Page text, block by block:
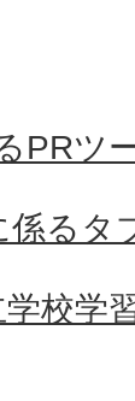
PRツ
係るタ
校学